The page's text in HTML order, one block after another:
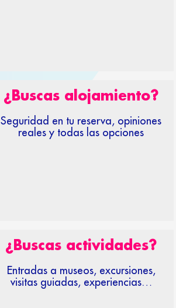
¿Buscas alojamiento?
Seguridad en tu reserva, opiniones
reales y todas las opciones
¿Buscas actividades?
Entradas a museos, excursiones,
visitas guiadas, experiencias…